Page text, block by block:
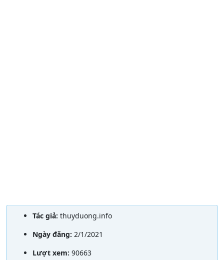
Tác giả: thuyduong.info
Ngày đăng: 2/1/2021
Lượt xem: 90663